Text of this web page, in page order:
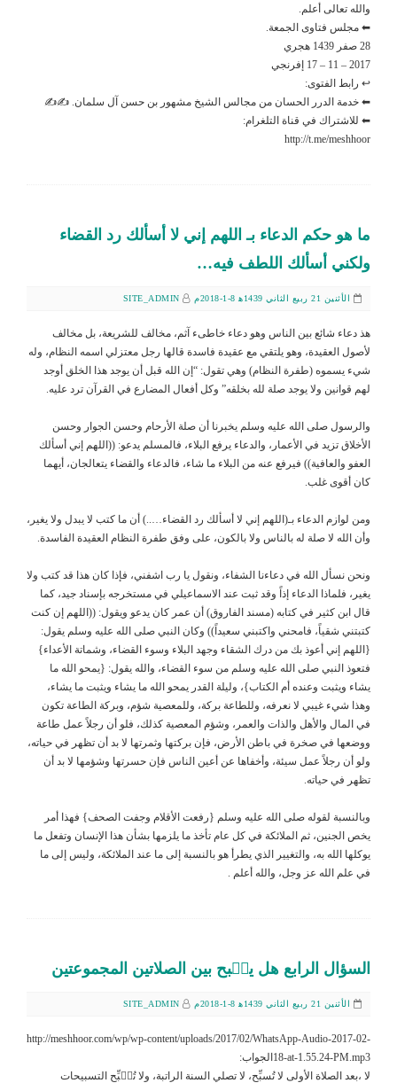
والله تعالى أعلم.
⬅ مجلس فتاوى الجمعة.
28 صفر 1439 هجري
2017 – 11 – 17 إفرنجي
↩ رابط الفتوى:
⬅ خدمة الدرر الحسان من مجالس الشيخ مشهور بن حسن آل سلمان. ✍✍
⬅ للاشتراك في قناة التلغرام:
http://t.me/meshhoor
ما هو حكم الدعاء بـ اللهم إني لا أسألك رد القضاء
ولكني أسألك اللطف فيه…
الأثنين 21 ربيع الثاني 1439ﻫ 8-1-2018م SITE_ADMIN
هذ دعاء شائع بين الناس وهو دعاء خاطىء آثم، مخالف للشريعة، بل مخالف
لأصول العقيدة، وهو يلتقي مع عقيدة فاسدة قالها رجل معتزلي اسمه النظام، وله
شيء يسموه (طفرة النظام) وهي تقول: “إن الله قبل أن يوجد هذا الخلق أوجد
لهم قوانين ولا يوجد صلة لله بخلقه” وكل أفعال المضارع في القرآن ترد عليه.
والرسول صلى الله عليه وسلم يخبرنا أن صلة الأرحام وحسن الجوار وحسن
الأخلاق تزيد في الأعمار، والدعاء يرفع البلاء، فالمسلم يدعو: ((اللهم إني أسألك
العفو والعافية)) فيرفع عنه من البلاء ما شاء، فالدعاء والقضاء يتعالجان، أيهما
كان أقوى غلب.
ومن لوازم الدعاء بـ(اللهم إني لا أسألك رد القضاء…..) أن ما كتب لا يبدل ولا يغير،
وأن الله لا صلة له بالناس ولا بالكون، على وفق طفرة النظام العقيدة الفاسدة.
ونحن نسأل الله في دعاءنا الشفاء، ونقول يا رب اشفني، فإذا كان هذا قد كتب ولا
يغير، فلماذا الدعاء إذاً وقد ثبت عند الاسماعيلي في مستخرجه بإسناد جيد، كما
قال ابن كثير في كتابه (مسند الفاروق) أن عمر كان يدعو ويقول: ((اللهم إن كنت
كتبتني شقياً، فامحني واكتبني سعيداً)) وكان النبي صلى الله عليه وسلم يقول:
{اللهم إني أعوذ بك من درك الشقاء وجهد البلاء وسوء القضاء، وشماتة الأعداء}
فتعوذ النبي صلى الله عليه وسلم من سوء القضاء، والله يقول: {يمحو الله ما
يشاء ويثبت وعنده أم الكتاب}، وليلة القدر يمحو الله ما يشاء ويثبت ما يشاء،
وهذا شيء غيبي لا نعرفه، وللطاعة بركة، وللمعصية شؤم، وبركة الطاعة تكون
في المال والأهل والذات والعمر، وشؤم المعصية كذلك، فلو أن رجلاً عمل طاعة
ووضعها في صخرة في باطن الأرض، فإن بركتها وثمرتها لا بد أن تظهر في حياته،
ولو أن رجلاً عمل سيئة، وأخفاها عن أعين الناس فإن حسرتها وشؤمها لا بد أن
تظهر في حياته.
وبالنسبة لقوله صلى الله عليه وسلم {رفعت الأقلام وجفت الصحف} فهذا أمر
يخص الجنين، ثم الملائكة في كل عام تأخذ ما يلزمها بشأن هذا الإنسان وتفعل ما
يوكلها الله به، والتغيير الذي يطرأ هو بالنسبة إلى ما عند الملائكة، وليس إلى ما
في علم الله عز وجل، والله أعلم .
السؤال الرابع هل يسٙبح بين الصلاتين المجموعتين
الأثنين 21 ربيع الثاني 1439ﻫ 8-1-2018م SITE_ADMIN
http://meshhoor.com/wp/wp-content/uploads/2017/02/WhatsApp-Audio-2017-02-
18-at-1.55.24-PM.mp3الجواب:
لا ،بعد الصلاة الأولى لا تُسبِّح، لا تصلي السنة الراتبة، ولا تُسٙبِّح التسبيحات